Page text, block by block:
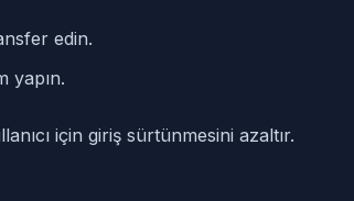
edin.
yapın.
için giriş sürtünmesini azaltır.